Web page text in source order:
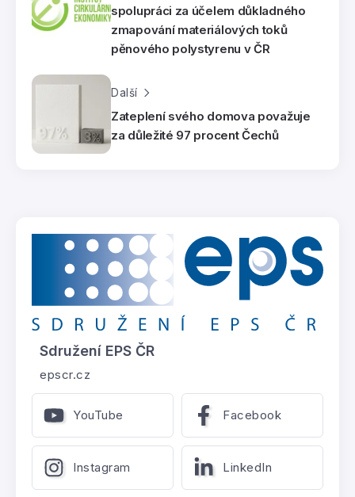
spolupráci za účelem důkladného
zmapování materiálových toků
pěnového polystyrenu v ČR
Další
Zateplení svého domova považuje
za důležité 97 procent Čechů
Sdružení EPS ČR
epscr.cz
YouTube Facebook
Instagram LinkedIn